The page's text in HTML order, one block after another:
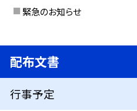
緊急のお知らせ
配布文書
行事予定